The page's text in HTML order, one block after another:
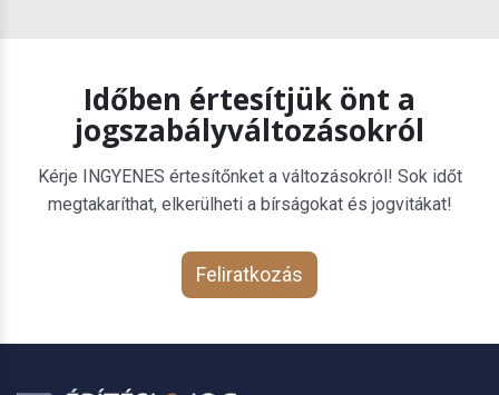
Időben értesítjük önt a
jogszabályváltozásokról
Kérje INGYENES értesítőnket a változásokról! Sok időt
megtakaríthat, elkerülheti a bírságokat és jogvitákat!
Feliratkozás